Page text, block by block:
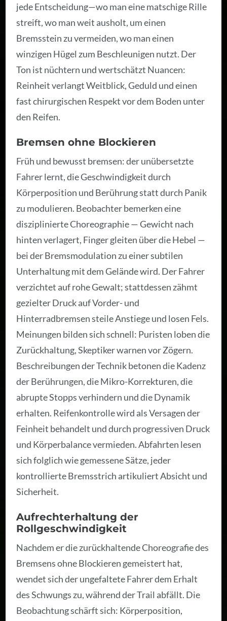
jede Entscheidung—wo man eine matschige Rille
streift, wo man weit ausholt, um einen
Bremsstein zu vermeiden, wo man einen
winzigen Hügel zum Beschleunigen nutzt. Der
Ton ist nüchtern und wertschätzt Nuancen:
Reinheit verlangt Weitblick, Geduld und einen
fast chirurgischen Respekt vor dem Boden unter
den Reifen.
Bremsen ohne Blockieren
Früh und bewusst bremsen: der unübersetzte
Fahrer lernt, die Geschwindigkeit durch
Körperposition und Berührung statt durch Panik
zu modulieren. Beobachter bemerken eine
disziplinierte Choreographie — Gewicht nach
hinten verlagert, Finger gleiten über die Hebel —
bei der Bremsmodulation zu einer subtilen
Unterhaltung mit dem Gelände wird. Der Fahrer
verzichtet auf rohe Gewalt; stattdessen zähmt
gezielter Druck auf Vorder- und
Hinterradbremsen steile Anstiege und losen Fels.
Meinungen bilden sich schnell: Puristen loben die
Zurückhaltung, Skeptiker warnen vor Zögern.
Beschreibungen der Technik betonen die Kadenz
der Berührungen, die Mikro-Korrekturen, die
abrupte Stopps verhindern und die Dynamik
erhalten. Reifenkontrolle wird als Versagen der
Feinheit behandelt und durch progressiven Druck
und Körperbalance vermieden. Abfahrten lesen
sich folglich wie gemessene Sätze, jeder
kontrollierte Bremsstrich artikuliert Absicht und
Sicherheit.
Aufrechterhaltung der
Rollgeschwindigkeit
Nachdem er die zurückhaltende Choreografie des
Bremsens ohne Blockieren gemeistert hat,
wendet sich der ungefaltete Fahrer dem Erhalt
des Schwungs zu, während der Trail abfällt. Die
Beobachtung schärft sich: Körperposition,